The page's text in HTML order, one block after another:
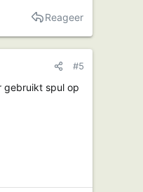
Reageer
#5
gebruikt spul op